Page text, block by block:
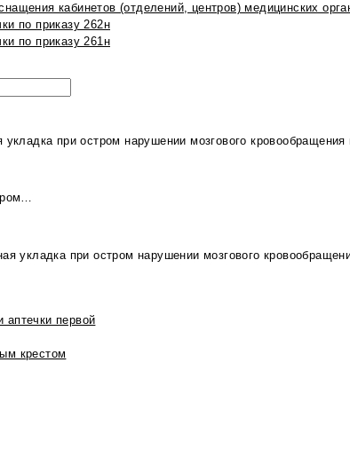
кабинетов (отделений, центров) медицинских
по приказу 262н
по приказу 261н
укладка при остром нарушении мозгового
укладка при остром нарушении мозгового